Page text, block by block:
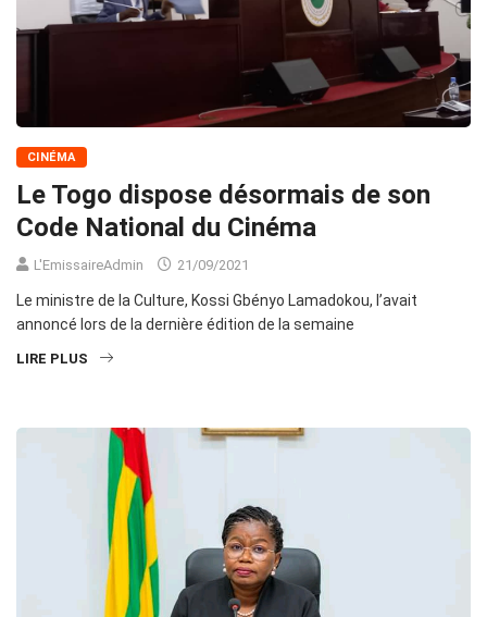
CINÉMA
Le Togo dispose désormais de son
Code National du Cinéma
L'EmissaireAdmin 21/09/2021
Le ministre de la Culture, Kossi Gbényo Lamadokou, l’avait
annoncé lors de la dernière édition de la semaine
LIRE PLUS